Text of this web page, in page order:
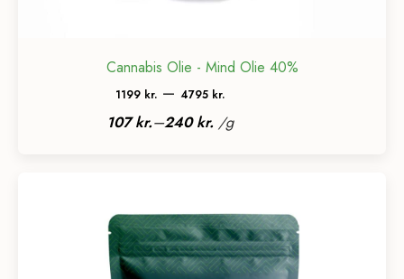
Cannabis Olie - Mind Olie 40%
1199 kr. – 4795 kr.Prisinterval:
1199 kr.
107kr.–240kr. /g